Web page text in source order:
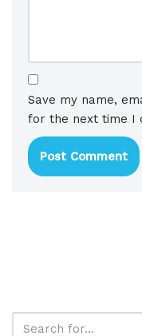
Save my name,
for the next time I